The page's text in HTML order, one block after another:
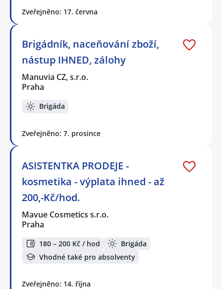
Zveřejněno: 17. června
Brigádník, naceňování zboží,
nástup IHNED, zálohy
Manuvia CZ, s.r.o.
Praha
Brigáda
Zveřejněno: 7. prosince
ASISTENTKA PRODEJE -
kosmetika - výplata ihned - až
200,-Kč/hod.
Mavue Cosmetics s.r.o.
Praha
180 – 200 Kč / hod
Brigáda
Vhodné také pro absolventy
Zveřejněno: 14. října